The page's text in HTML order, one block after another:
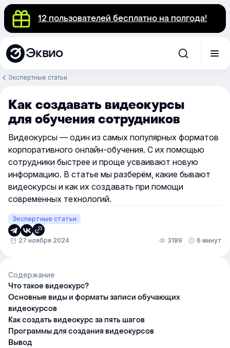
12 пользователей бесплатно на полгода!
Эквио
Экспертные статьи
Как создавать видеокурсы
для обучения сотрудников
Видеокурсы — один из самых популярных форматов
корпоративного онлайн-обучения. С их помощью
сотрудники быстрее и проще усваивают новую
информацию. В статье мы разберём, какие бывают
видеокурсы и как их создавать при помощи
современных технологий.
Экспертные статьи
27 ноября 2024 3189 6 минут
Содержание
Что такое видеокурс?
Основные виды и форматы записи обучающих
видеокурсов
Как создать видеокурс за пять шагов
Программы для создания видеокурсов
Вывод